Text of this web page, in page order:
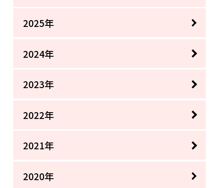
2025年
2024年
2023年
2022年
2021年
2020年